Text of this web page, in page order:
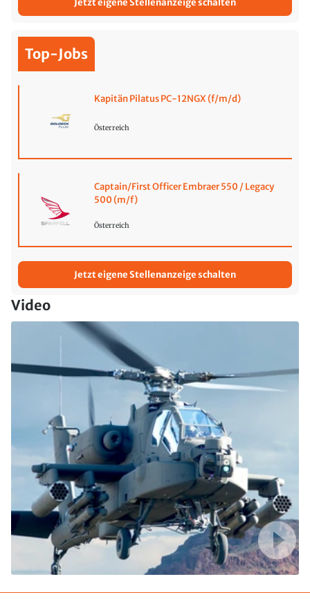
Top-Jobs
Kapitän Pilatus PC-12NGX (f/m/d)
Österreich
Captain/First Officer Embraer 550 / Legacy
500 (m/f)
Österreich
Jetzt eigene Stellenanzeige schalten
Video